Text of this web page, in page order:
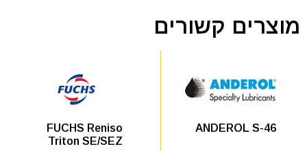
מוצרים קשורים
ANDEROL S-46
FUCHS Reniso
Triton SE/SEZ